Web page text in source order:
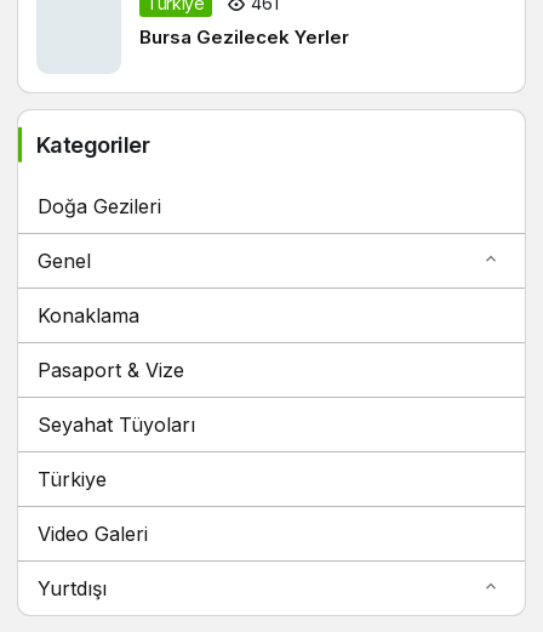
Bursa Gezilecek Yerler
Kategoriler
Doğa Gezileri
Genel
Konaklama
Pasaport & Vize
Seyahat Tüyoları
Türkiye
Video Galeri
Yurtdışı